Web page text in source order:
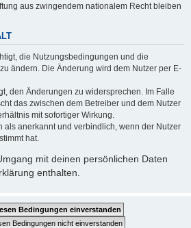
aus zwingendem nationalem Recht bleiben
die Nutzungsbedingungen und die
ändern. Die Änderung wird dem Nutzer per E-
den Änderungen zu widersprechen. Im Falle
das zwischen dem Betreiber und dem Nutzer
mit sofortiger Wirkung.
als anerkannt und verbindlich, wenn der Nutzer
hat.
mit deinen persönlichen Daten
enthalten.